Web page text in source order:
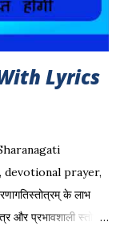
Lyrics
Sharanagati
prayer,
के लाभ
और प्रभावशाली स्तोत्र